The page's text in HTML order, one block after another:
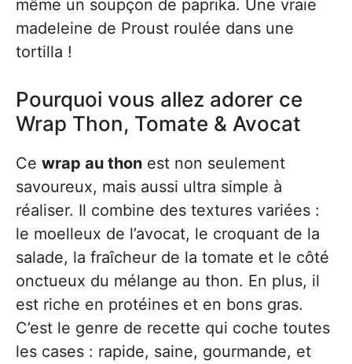
même un soupçon de paprika. Une vraie
madeleine de Proust roulée dans une
tortilla !
Pourquoi vous allez adorer ce
Wrap Thon, Tomate & Avocat
Ce wrap au thon est non seulement
savoureux, mais aussi ultra simple à
réaliser. Il combine des textures variées :
le moelleux de l’avocat, le croquant de la
salade, la fraîcheur de la tomate et le côté
onctueux du mélange au thon. En plus, il
est riche en protéines et en bons gras.
C’est le genre de recette qui coche toutes
les cases : rapide, saine, gourmande, et